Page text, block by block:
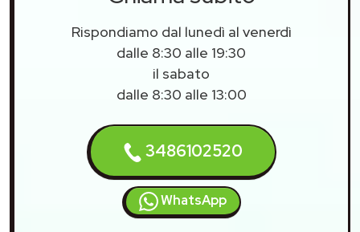
Rispondiamo dal lunedì al venerdì
dalle 8:30 alle 19:30
il sabato
dalle 8:30 alle 13:00
3486102520
WhatsApp